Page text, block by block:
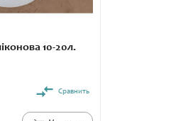
10-20л.
Сравнить